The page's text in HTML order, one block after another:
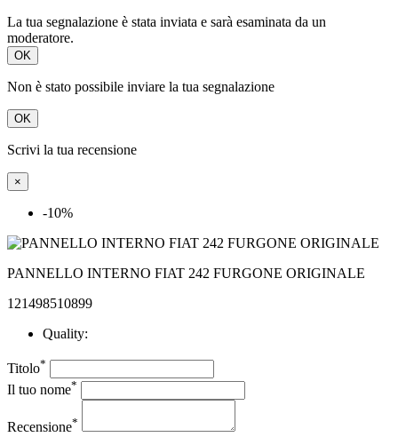
La tua segnalazione è stata inviata e sarà esaminata da un
moderatore.
OK
Non è stato possibile inviare la tua segnalazione
OK
Scrivi la tua recensione
×
-10%
PANNELLO INTERNO FIAT 242 FURGONE ORIGINALE
121498510899
Quality:
Titolo*
Il tuo nome*
Recensione*